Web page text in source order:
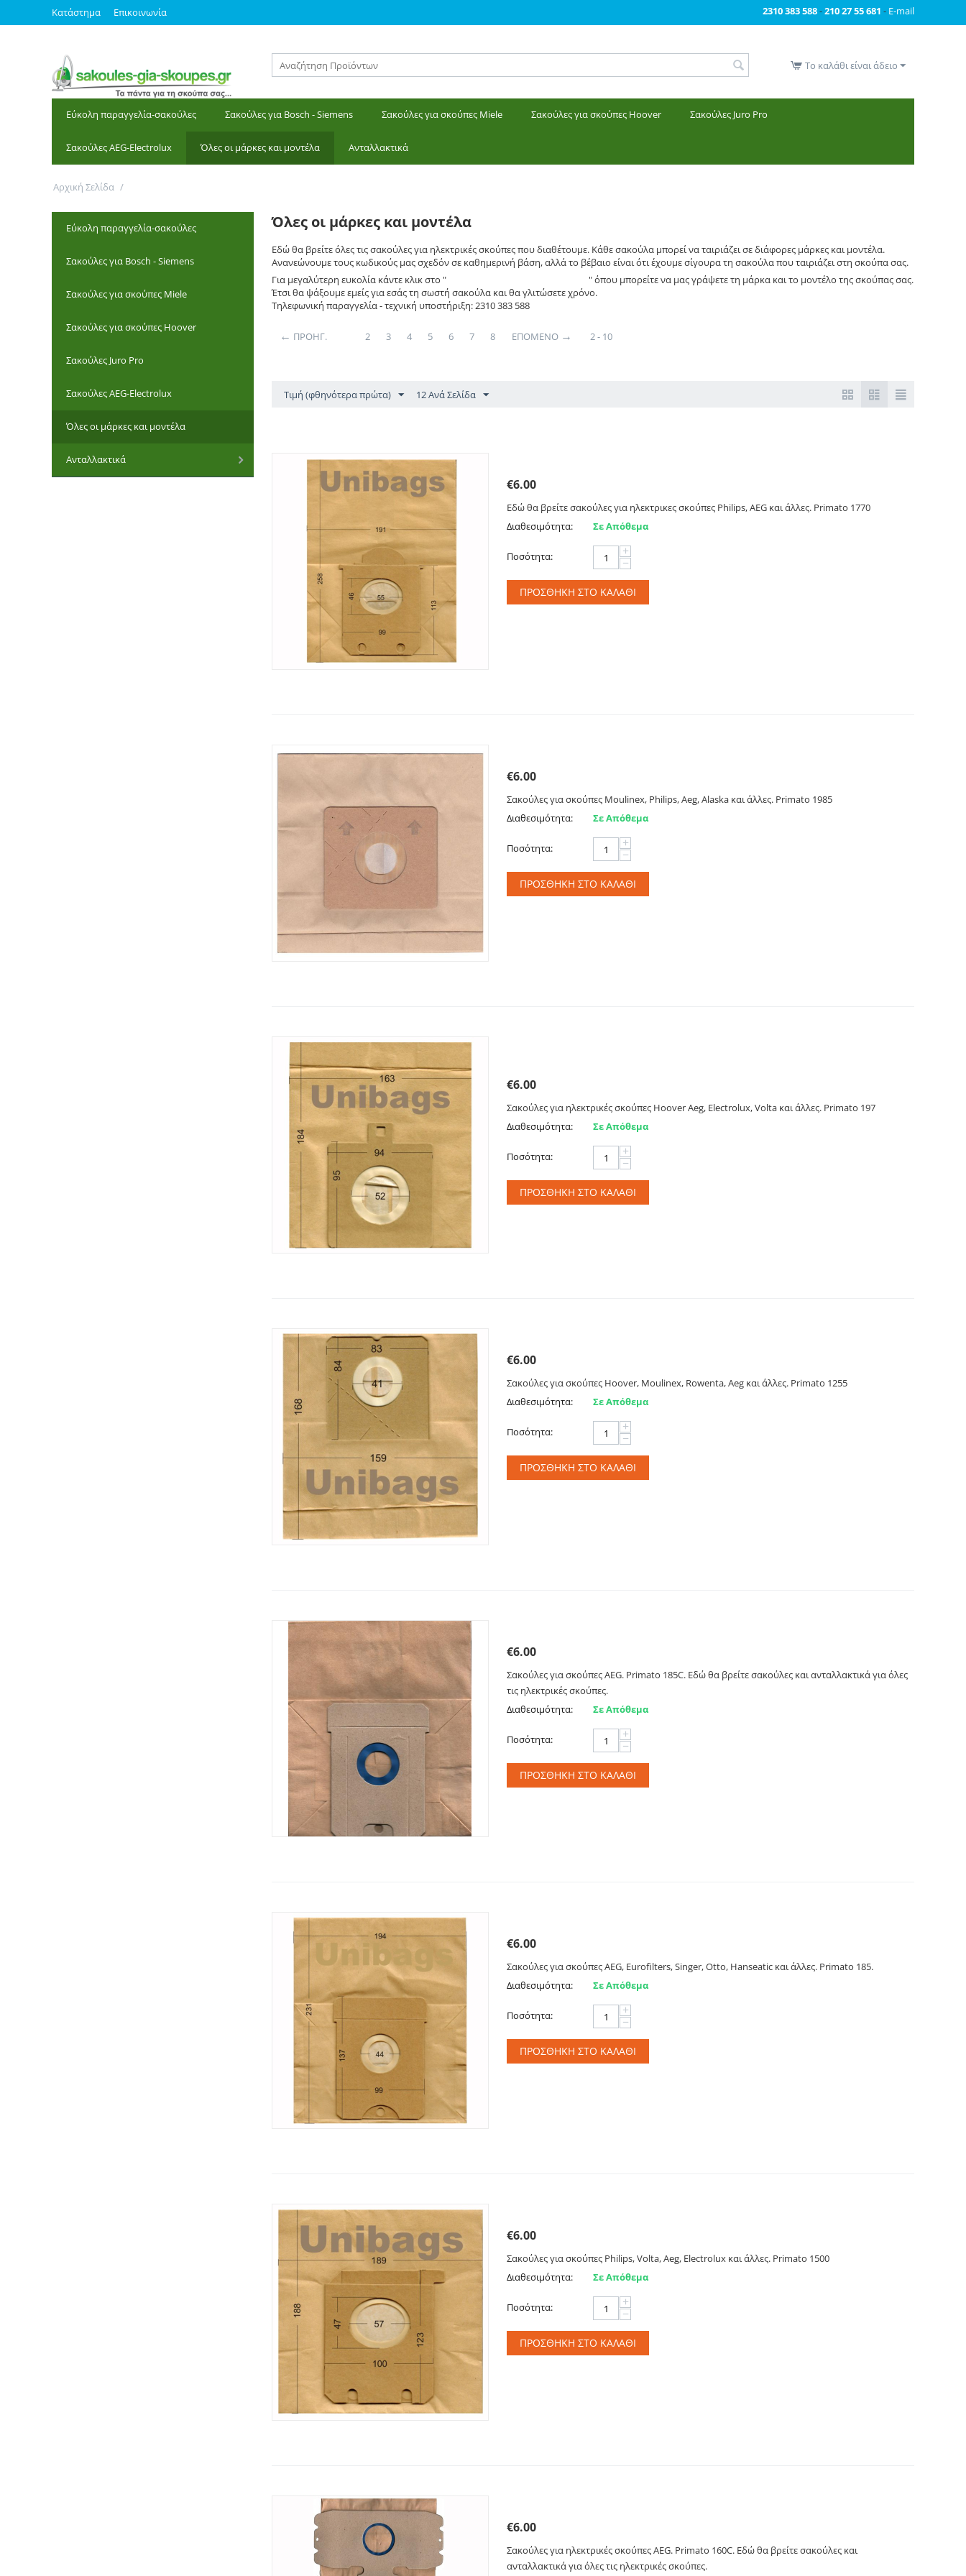
Κατάστημα Επικοινωνία 2310 383 588-210 27 55 681 - E-mail
Το καλάθι είναι άδειο
Εύκολη παραγγελία-σακούλες Σακούλες για Bosch - Siemens Σακούλες για σκούπες Miele Σακούλες για σκούπες Hoover Σακούλες Juro Pro
Σακούλες AEG-Electrolux Όλες οι μάρκες και μοντέλα Ανταλλακτικά
Αρχική Σελίδα /
Εύκολη παραγγελία-σακούλες
Σακούλες για Bosch - Siemens
Σακούλες για σκούπες Miele
Σακούλες για σκούπες Hoover
Σακούλες Juro Pro
Σακούλες AEG-Electrolux
Όλες οι μάρκες και μοντέλα
Ανταλλακτικά
Όλες οι μάρκες και μοντέλα
Εδώ θα βρείτε όλες τις σακούλες για ηλεκτρικές σκούπες που διαθέτουμε. Κάθε σακούλα μπορεί να ταιριάζει σε διάφορες μάρκες και μοντέλα.
Ανανεώνουμε τους κωδικούς μας σχεδόν σε καθημερινή βάση, αλλά το βέβαιο είναι ότι έχουμε σίγουρα τη σακούλα που ταιριάζει στη σκούπα σας.
Για μεγαλύτερη ευκολία κάντε κλικ στο "
" όπου μπορείτε να μας γράψετε τη μάρκα και το μοντέλο της σκούπας σας.
Έτσι θα ψάξουμε εμείς για εσάς τη σωστή σακούλα και θα γλιτώσετε χρόνο.
Τηλεφωνική παραγγελία - τεχνική υποστήριξη: 2310 383 588
ΠΡΟΗΓ. 2 3 4 5 6 7 8 ΕΠΌΜΕΝΟ 2 - 10
Τιμή (φθηνότερα πρώτα) 12 Ανά Σελίδα
€6.00
Εδώ θα βρείτε σακούλες για ηλεκτρικες σκούπες Philips, AEG και άλλες. Primato 1770
Διαθεσιμότητα:
Σε Απόθεμα
Ποσότητα: +
−
ΠΡΟΣΘΉΚΗ ΣΤΟ ΚΑΛΆΘΙ
€6.00
Σακούλες για σκούπες Moulinex, Philips, Aeg, Alaska και άλλες. Primato 1985
Διαθεσιμότητα:
Σε Απόθεμα
Ποσότητα: +
−
ΠΡΟΣΘΉΚΗ ΣΤΟ ΚΑΛΆΘΙ
€6.00
Σακούλες για ηλεκτρικές σκούπες Hoover Aeg, Electrolux, Volta και άλλες. Primato 197
Διαθεσιμότητα:
Σε Απόθεμα
Ποσότητα: +
−
ΠΡΟΣΘΉΚΗ ΣΤΟ ΚΑΛΆΘΙ
€6.00
Σακούλες για σκούπες Hoover, Moulinex, Rowenta, Aeg και άλλες. Primato 1255
Διαθεσιμότητα:
Σε Απόθεμα
Ποσότητα: +
−
ΠΡΟΣΘΉΚΗ ΣΤΟ ΚΑΛΆΘΙ
€6.00
Σακούλες για σκούπες AEG. Primato 185C. Εδώ θα βρείτε σακούλες και ανταλλακτικά για όλες
τις ηλεκτρικές σκούπες.
Διαθεσιμότητα:
Σε Απόθεμα
Ποσότητα: +
−
ΠΡΟΣΘΉΚΗ ΣΤΟ ΚΑΛΆΘΙ
€6.00
Σακούλες για σκούπες AEG, Eurofilters, Singer, Otto, Hanseatic και άλλες. Primato 185.
Διαθεσιμότητα:
Σε Απόθεμα
Ποσότητα: +
−
ΠΡΟΣΘΉΚΗ ΣΤΟ ΚΑΛΆΘΙ
€6.00
Σακούλες για σκούπες Philips, Volta, Aeg, Electrolux και άλλες. Primato 1500
Διαθεσιμότητα:
Σε Απόθεμα
Ποσότητα: +
−
ΠΡΟΣΘΉΚΗ ΣΤΟ ΚΑΛΆΘΙ
€6.00
Σακούλες για ηλεκτρικές σκούπες AEG. Primato 160C. Εδώ θα βρείτε σακούλες και
ανταλλακτικά για όλες τις ηλεκτρικές σκούπες.